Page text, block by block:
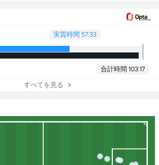
実質時間 57:33
合計時間 103:17
すべてを見る